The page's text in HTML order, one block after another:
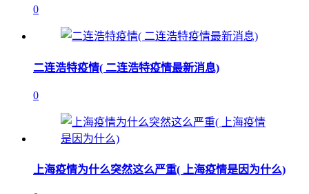
0
二连浩特疫情( 二连浩特疫情最新消息)
0
上海疫情为什么突然这么严重( 上海疫情是因为什么)